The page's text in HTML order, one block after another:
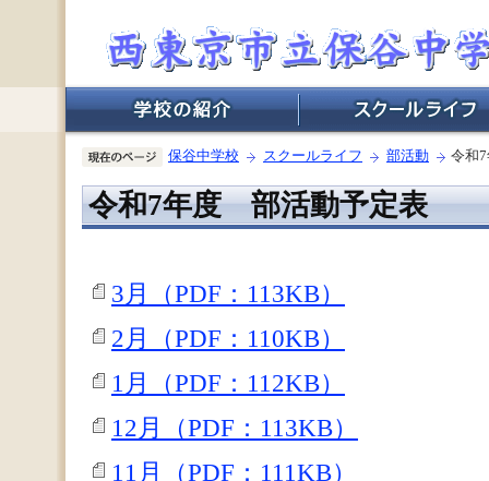
保谷中学校 スクールライフ 部活動 令和
令和7年度 部活動予定表
3月（PDF：113KB）
2月（PDF：110KB）
1月（PDF：112KB）
12月（PDF：113KB）
11月（PDF：111KB）